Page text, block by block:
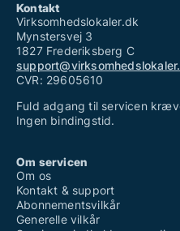
Kontakt
Virksomhedslokaler.dk
Mynstersvej 3
1827 Frederiksberg C
CVR: 29605610
Fuld adgang til servicen
Ingen bindingstid.
Om servicen
Om os
Kontakt & support
Abonnementsvilkår
Generelle vilkår